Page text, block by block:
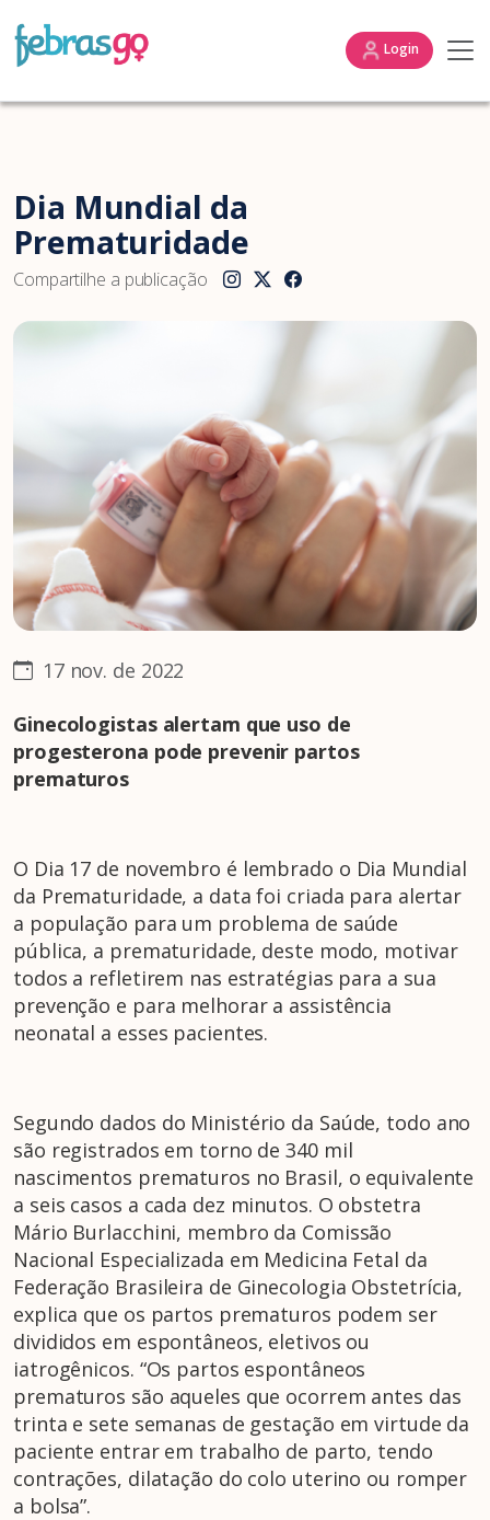
Login
Dia Mundial da
Prematuridade
Compartilhe a publicação
17 nov. de 2022
Ginecologistas alertam que uso de
progesterona pode prevenir partos
prematuros
O Dia 17 de novembro é lembrado o Dia Mundial
da Prematuridade, a data foi criada para alertar
a população para um problema de saúde
pública, a prematuridade, deste modo, motivar
todos a refletirem nas estratégias para a sua
prevenção e para melhorar a assistência
neonatal a esses pacientes.
Segundo dados do Ministério da Saúde, todo ano
são registrados em torno de 340 mil
nascimentos prematuros no Brasil, o equivalente
a seis casos a cada dez minutos. O obstetra
Mário Burlacchini, membro da Comissão
Nacional Especializada em Medicina Fetal da
Federação Brasileira de Ginecologia Obstetrícia,
explica que os partos prematuros podem ser
divididos em espontâneos, eletivos ou
iatrogênicos. “Os partos espontâneos
prematuros são aqueles que ocorrem antes das
trinta e sete semanas de gestação em virtude da
paciente entrar em trabalho de parto, tendo
contrações, dilatação do colo uterino ou romper
a bolsa”.